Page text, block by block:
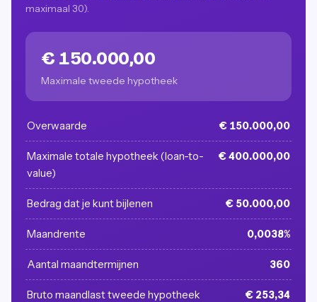
maximaal 30).
€ 150.000,00
Maximale tweede hypotheek
Overwaarde € 150.000,00
Maximale totale hypotheek (loan-to-
value)
€ 400.000,00
Bedrag dat je kunt bijlenen € 50.000,00
Maandrente 0,0038%
Aantal maandtermijnen 360
Bruto maandlast tweede hypotheek € 253,34